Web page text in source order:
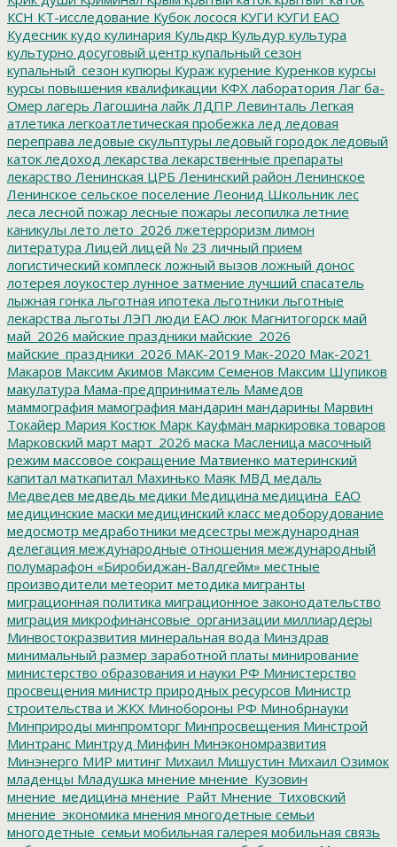
КСН КТ-исследование Кубок лосося КУГИ КУГИ ЕАО
Кудесник кудо кулинария Кульдкр Кульдур культура
культурно досуговый центр купальный сезон
купальный_сезон купюры Кураж курение Куренков курсы
курсы повышения квалификации КФХ лаборатория Лаг ба-
Омер лагерь Лагошина лайк ЛДПР Левинталь Легкая
атлетика легкоатлетическая пробежка лед ледовая
переправа ледовые скульптуры ледовый городок ледовый
каток ледоход лекарства лекарственные препараты
лекарство Ленинская ЦРБ Ленинский район Ленинское
Ленинское сельское поселение Леонид Школьник лес
леса лесной пожар лесные пожары лесопилка летние
каникулы лето лето_2026 лжетерроризм лимон
литература Лицей лицей № 23 личный прием
логистический комплеск ложный вызов ложный донос
лотерея лоукостер лунное затмение лучший спасатель
лыжная гонка льготная ипотека льготники льготные
лекарства льготы ЛЭП люди ЕАО люк Магнитогорск май
май_2026 майские праздники майские_2026
майские_праздники_2026 МАК-2019 Мак-2020 Мак-2021
Макаров Максим Акимов Максим Семенов Максим Шупиков
макулатура Мама-предприниматель Мамедов
маммография мамография мандарин мандарины Марвин
Токайер Мария Костюк Марк Кауфман маркировка товаров
Марковский март март_2026 маска Масленица масочный
режим массовое сокращение Матвиенко материнский
капитал маткапитал Махинько Маяк МВД медаль
Медведев медведь медики Медицина медицина_ЕАО
медицинские маски медицинский класс медоборудование
медосмотр медработники медсестры международная
делегация международные отношения международный
полумарафон «Биробиджан-Валдгейм» местные
производители метеорит методика мигранты
миграционная политика миграционное законодательство
миграция микрофинансовые_организации миллиардеры
Минвостокразвития минеральная вода Минздрав
минимальный размер заработной платы минирование
министерство образования и науки РФ Министерство
просвещения министр природных ресурсов Министр
строительства и ЖКХ Минобороны РФ Минобрнауки
Минприроды минпромторг Минпросвещения Минстрой
Минтранс Минтруд Минфин Минэкономразвития
Минэнерго МИР митинг Михаил Мишустин Михаил Озимок
младенцы Младушка мнение мнение_Кузовин
мнение_медицина мнение_Райт Мнение_Тиховский
мнение_экономика мнения многодетные семьи
многодетные_семьи мобильная галерея мобильная связь